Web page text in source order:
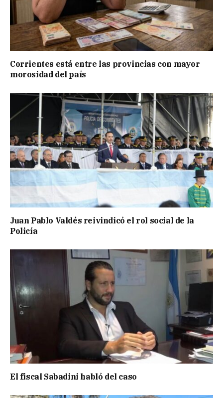
Corrientes está entre las provincias con mayor
morosidad del país
Juan Pablo Valdés reivindicó el rol social de la
Policía
El fiscal Sabadini habló del caso